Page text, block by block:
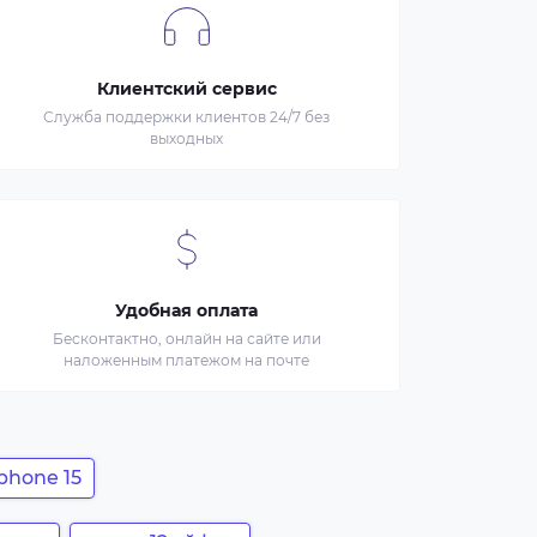
Клиентский сервис
Служба поддержки клиентов 24/7 без
выходных
Удобная оплата
Бесконтактно, онлайн на сайте или
наложенным платежом на почте
15